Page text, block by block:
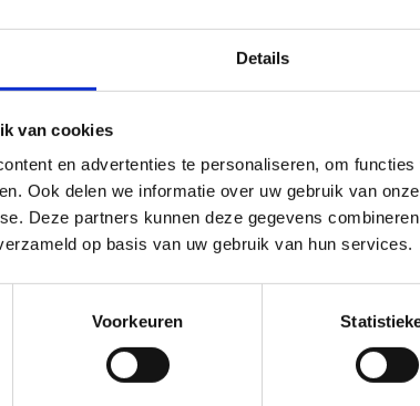
Details
van cookies
en advertenties te personaliseren, om
Ook delen we informatie over uw gebruik van
Deze partners kunnen deze gegevens
op basis van uw gebruik van hun services.
Voorkeuren